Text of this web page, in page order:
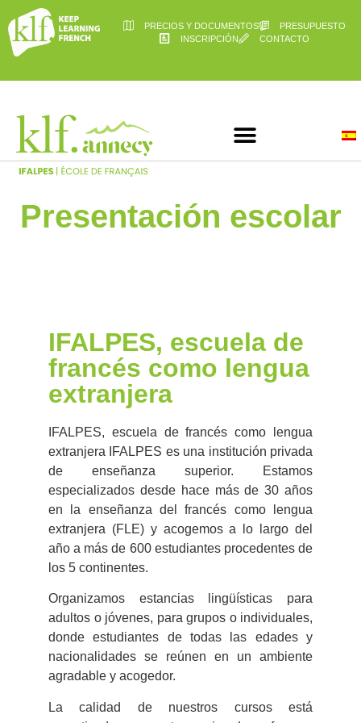
PRECIOS Y DOCUMENTOS
PRESUPUESTO
INSCRIPCIÓN
CONTACTO
Presentación escolar
IFALPES, escuela de
francés como lengua
extranjera
IFALPES, escuela de francés como lengua
extranjera IFALPES es una institución privada
de enseñanza superior. Estamos
especializados desde hace más de 30 años
en la enseñanza del francés como lengua
extranjera (FLE) y acogemos a lo largo del
año a más de 600 estudiantes procedentes de
los 5 continentes.
Organizamos estancias lingüísticas para
adultos o jóvenes, para grupos o individuales,
donde estudiantes de todas las edades y
nacionalidades se reúnen en un ambiente
agradable y acogedor.
La calidad de nuestros cursos está